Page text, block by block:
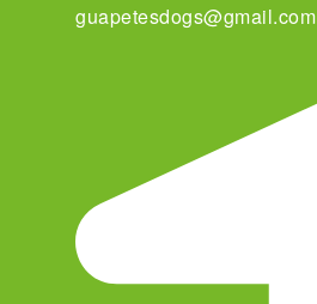
guapetesdogs@gmail.com